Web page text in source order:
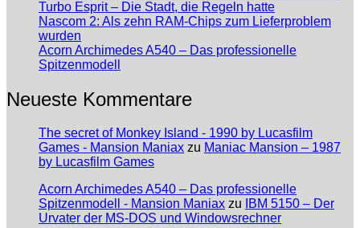
Turbo Esprit – Die Stadt, die Regeln hatte
Nascom 2: Als zehn RAM-Chips zum Lieferproblem
wurden
Acorn Archimedes A540 – Das professionelle
Spitzenmodell
Neueste Kommentare
The secret of Monkey Island - 1990 by Lucasfilm
Games - Mansion Maniax zu Maniac Mansion – 1987
by Lucasfilm Games
Acorn Archimedes A540 – Das professionelle
Spitzenmodell - Mansion Maniax zu
IBM 5150 – Der
Urvater der MS-DOS und Windowsrechner